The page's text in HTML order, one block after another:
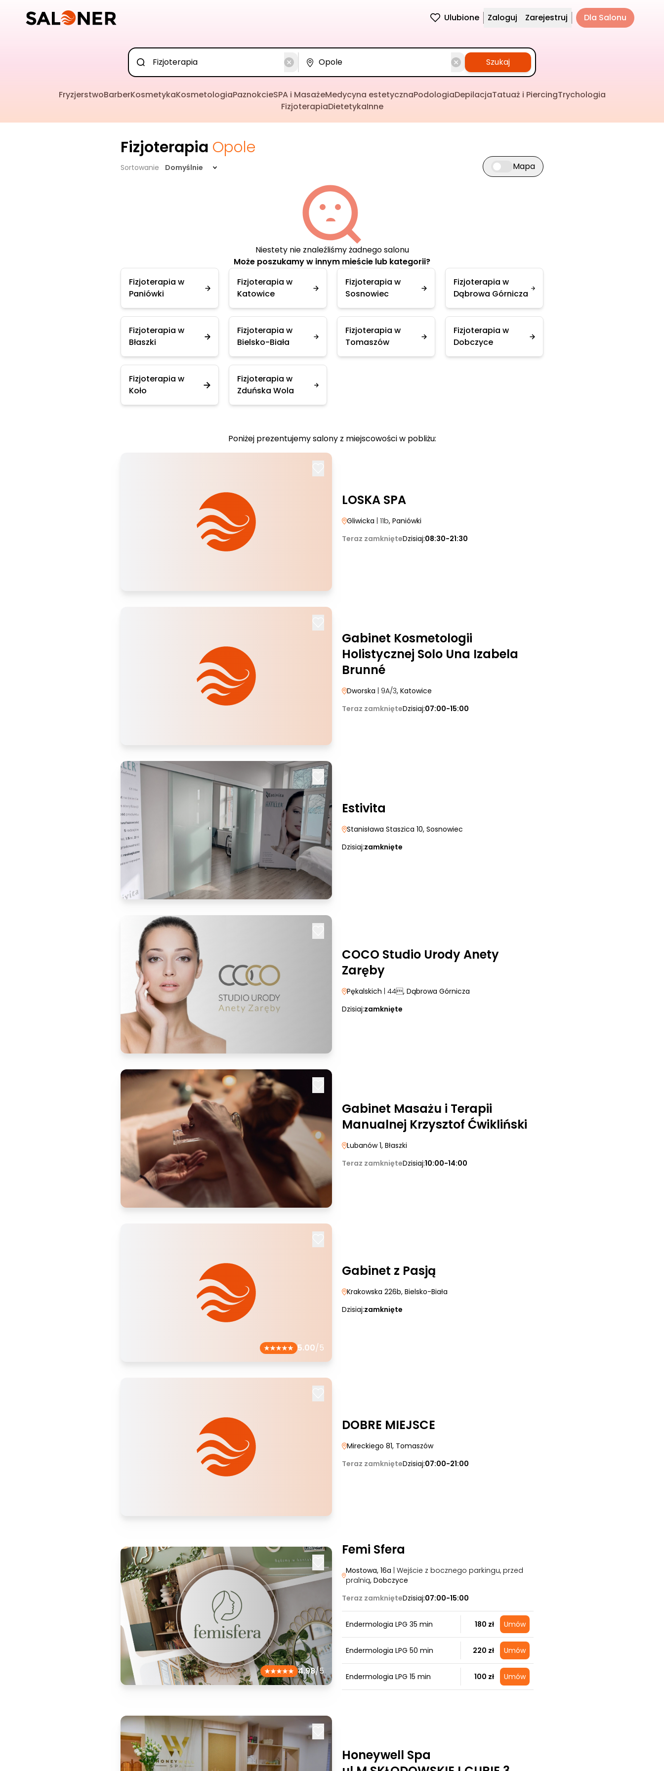
Ulubione Zaloguj Zarejestruj Dla Salonu
Szukaj
FryzjerstwoBarberKosmetykaKosmetologiaPaznokcieSPA i MasażeMedycyna estetycznaPodologiaDepilacjaTatuaż i PiercingTrychologia
FizjoterapiaDietetykaInne
Fizjoterapia Opole
Sortowanie Domyślnie Przełącz widok mapy
Mapa
Niestety nie znaleźliśmy żadnego salonu
Może poszukamy w innym mieście lub kategorii?
Fizjoterapia w
Paniówki
Fizjoterapia w
Katowice
Fizjoterapia w
Sosnowiec
Fizjoterapia w
Dąbrowa Górnicza
Fizjoterapia w
Błaszki
Fizjoterapia w
Bielsko-Biała
Fizjoterapia w
Tomaszów
Fizjoterapia w
Dobczyce
Fizjoterapia w
Koło
Fizjoterapia w
Zduńska Wola
Poniżej prezentujemy salony z miejscowości w pobliżu:
LOSKA SPA
Gliwicka | 11b, Paniówki
Teraz zamknięteDzisiaj:08:30-21:30
Gabinet Kosmetologii
Holistycznej Solo Una Izabela
Brunné
Dworska | 9A/3, Katowice
Teraz zamknięteDzisiaj:07:00-15:00
Estivita
Stanisława Staszica 10, Sosnowiec
Dzisiaj:zamknięte
COCO Studio Urody Anety
Zaręby
Pękalskich | 44, Dąbrowa Górnicza
Dzisiaj:zamknięte
Gabinet Masażu i Terapii
Manualnej Krzysztof Ćwikliński
Lubanów 1, Błaszki
Teraz zamknięteDzisiaj:10:00-14:00
5.00/5
Gabinet z Pasją
Krakowska 226b, Bielsko-Biała
Dzisiaj:zamknięte
DOBRE MIEJSCE
Mireckiego 81, Tomaszów
Teraz zamknięteDzisiaj:07:00-21:00
4.98/5
Femi Sfera
Mostowa, 16a | Wejście z bocznego parkingu, przed
pralnią, Dobczyce
Teraz zamknięteDzisiaj:07:00-15:00
Endermologia LPG 35 min 180 zł Umów
Endermologia LPG 50 min 220 zł Umów
Endermologia LPG 15 min 100 zł Umów
Honeywell Spa